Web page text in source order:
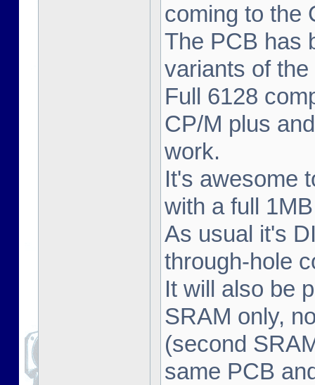
coming to the
The PCB has
variants of
Full 6128
CP/M plus
work.
It's awesome
with a full
As usual it's
through-hole
It will also be
SRAM only,
(second
same PCB